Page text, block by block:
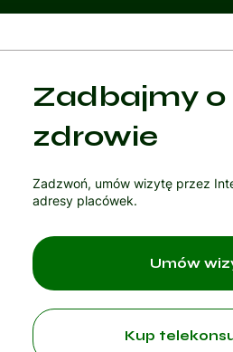
Zadbajmy o
zdrowie
Zadzwoń, umów wizytę przez
adresy placówek.
Kup
Umów